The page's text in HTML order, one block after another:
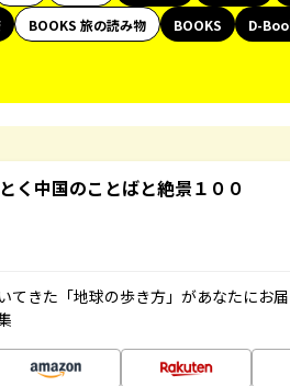
BOOKS 旅の読み物 BOOKS
D-
く中国のことばと絶景１００
てきた「地球の歩き方」があなたにお